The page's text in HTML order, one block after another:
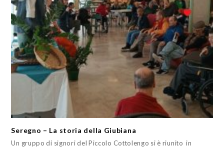
Seregno – La storia della Giubiana
Un gruppo di signori del Piccolo Cottolengo si è riunito in